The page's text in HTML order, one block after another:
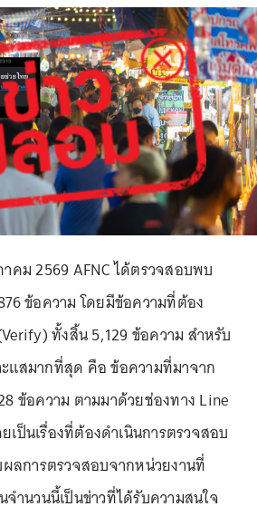
คม 2569 AFNC ได้ตรวจสอบพบ
ข้อความ โดยมีข้อความที่ต้อง
ทั้งสิ้น 5,129 ข้อความ สำหรับ
แสมากที่สุด คือ ข้อความที่มาจาก
ข้อความ ตามมาด้วยช่องทาง Line
เป็นเรื่องที่ต้องดำเนินการตรวจสอบ
ลการตรวจสอบจากหน่วยงานที่
จำนวนนี้เป็นข่าวที่ได้รับความสนใจ